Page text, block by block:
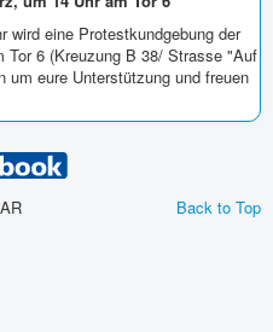
wird eine Protestkundgebung der
Tor 6 (Kreuzung B 38/ Strasse "Auf
eure Unterstützung und freuen
Back to Top